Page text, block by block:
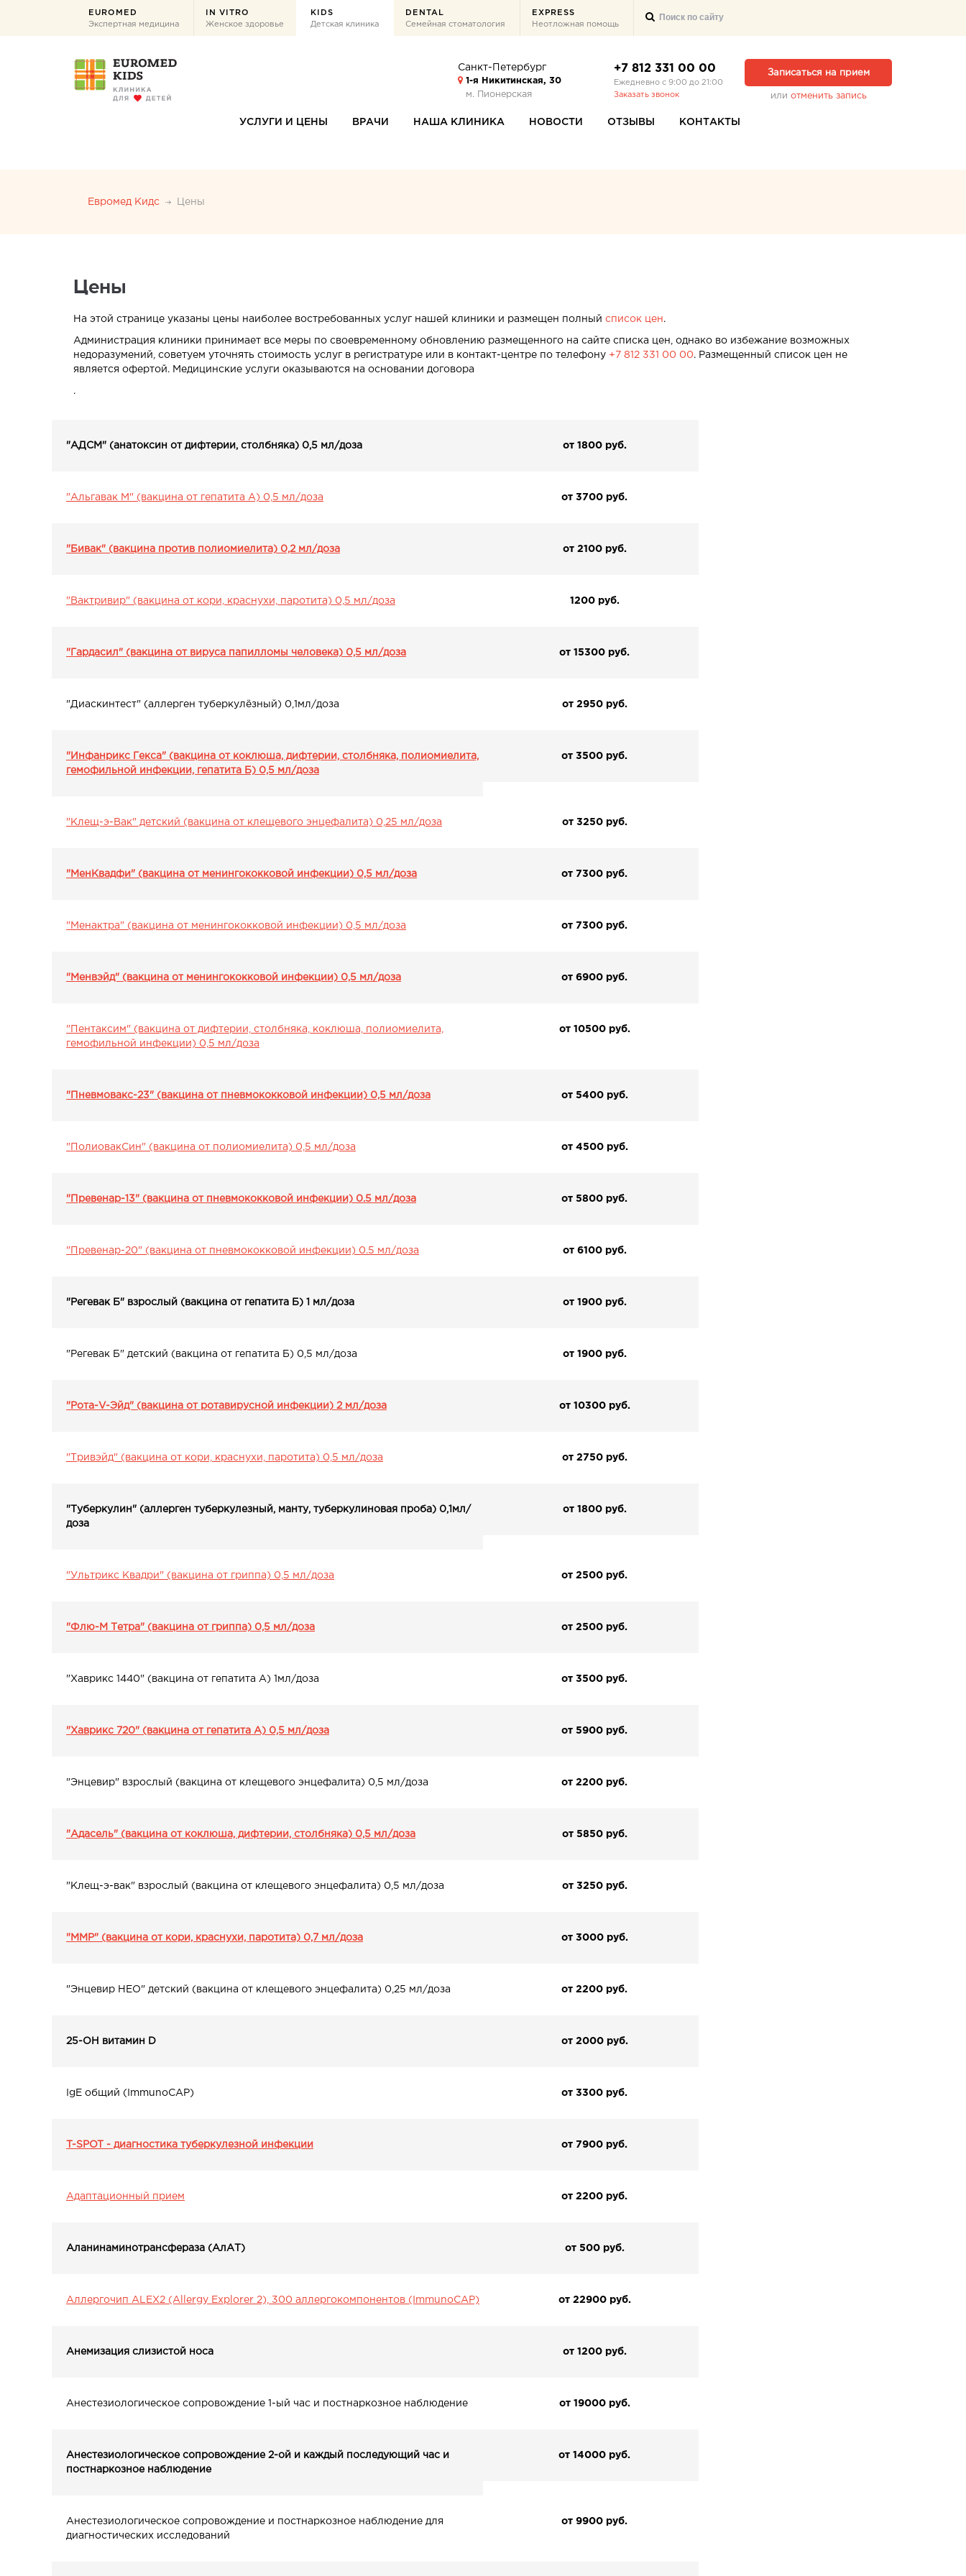
EUROMED
Экспертная медицина
IN VITRO
Женское здоровье
KIDS
Детская клиника
DENTAL
Семейная стоматология
EXPRESS
Неотложная помощь
Санкт-Петербург
1-я Никитинская, 30
м. Пионерская
+7 812 331 00 00
Ежедневно с 9:00 до 21:00
Заказать звонок
Записаться на прием
или отменить запись
УСЛУГИ И ЦЕНЫ ВРАЧИ НАША КЛИНИКА НОВОСТИ ОТЗЫВЫ КОНТАКТЫ
Евромед Кидс Цены
Цены
На этой странице указаны цены наиболее востребованных услуг нашей клиники и размещен полный список цен.
Администрация клиники принимает все меры по своевременному обновлению размещенного на сайте списка цен, однако во избежание возможных
недоразумений, советуем уточнять стоимость услуг в регистратуре или в контакт-центре по телефону +7 812 331 00 00. Размещенный список цен не
является офертой. Медицинские услуги оказываются на основании договора
.
"АДСМ" (анатоксин от дифтерии, столбняка) 0,5 мл/доза от 1800 pуб.
"Альгавак М" (вакцина от гепатита А) 0,5 мл/доза от 3700 pуб.
"Бивак" (вакцина против полиомиелита) 0,2 мл/доза от 2100 pуб.
"Вактривир" (вакцина от кори, краснухи, паротита) 0,5 мл/доза 1200 pуб.
"Гардасил" (вакцина от вируса папилломы человека) 0,5 мл/доза от 15300 pуб.
"Диаскинтест" (аллерген туберкулёзный) 0,1мл/доза от 2950 pуб.
"Инфанрикс Гекса" (вакцина от коклюша, дифтерии, столбняка, полиомиелита,
гемофильной инфекции, гепатита Б) 0,5 мл/доза
от 3500 pуб.
"Клещ-э-Вак" детский (вакцина от клещевого энцефалита) 0,25 мл/доза от 3250 pуб.
"МенКвадфи" (вакцина от менингококковой инфекции) 0,5 мл/доза от 7300 pуб.
"Менактра" (вакцина от менингококковой инфекции) 0,5 мл/доза от 7300 pуб.
"Менвэйд" (вакцина от менингококковой инфекции) 0,5 мл/доза от 6900 pуб.
"Пентаксим" (вакцина от дифтерии, столбняка, коклюша, полиомиелита,
гемофильной инфекции) 0,5 мл/доза
от 10500 pуб.
"Пневмовакс-23" (вакцина от пневмококковой инфекции) 0,5 мл/доза от 5400 pуб.
"ПолиовакСин" (вакцина от полиомиелита) 0,5 мл/доза от 4500 pуб.
"Превенар-13" (вакцина от пневмококковой инфекции) 0.5 мл/доза от 5800 pуб.
"Превенар-20" (вакцина от пневмококковой инфекции) 0.5 мл/доза от 6100 pуб.
"Регевак Б" взрослый (вакцина от гепатита Б) 1 мл/доза от 1900 pуб.
"Регевак Б" детский (вакцина от гепатита Б) 0,5 мл/доза от 1900 pуб.
"Рота-V-Эйд" (вакцина от ротавирусной инфекции) 2 мл/доза от 10300 pуб.
"Тривэйд" (вакцина от кори, краснухи, паротита) 0,5 мл/доза от 2750 pуб.
"Туберкулин" (аллерген туберкулезный, манту, туберкулиновая проба) 0,1мл/
доза
от 1800 pуб.
"Ультрикс Квадри" (вакцина от гриппа) 0,5 мл/доза от 2500 pуб.
"Флю-М Тетра" (вакцина от гриппа) 0,5 мл/доза от 2500 pуб.
"Хаврикс 1440" (вакцина от гепатита А) 1мл/доза от 3500 pуб.
"Хаврикс 720" (вакцина от гепатита А) 0,5 мл/доза от 5900 pуб.
"Энцевир" взрослый (вакцина от клещевого энцефалита) 0,5 мл/доза от 2200 pуб.
"Адасель" (вакцина от коклюша, дифтерии, столбняка) 0,5 мл/доза от 5850 pуб.
"Клещ-э-вак" взрослый (вакцина от клещевого энцефалита) 0,5 мл/доза от 3250 pуб.
"ММР" (вакцина от кори, краснухи, паротита) 0,7 мл/доза от 3000 pуб.
"Энцевир НЕО" детский (вакцина от клещевого энцефалита) 0,25 мл/доза от 2200 pуб.
25-ОН витамин D от 2000 pуб.
IgE общий (ImmunoCAP) от 3300 pуб.
T-SPOT - диагностика туберкулезной инфекции от 7900 pуб.
Адаптационный прием от 2200 pуб.
Аланинаминотрансфераза (АлАТ) от 500 pуб.
Аллергочип ALEX2 (Allergy Explorer 2), 300 аллергокомпонентов (ImmunoCAP) от 22900 pуб.
Анемизация слизистой носа от 1200 pуб.
Анестезиологическое сопровождение 1-ый час и постнаркозное наблюдение от 19000 pуб.
Анестезиологическое сопровождение 2-ой и каждый последующий час и
постнаркозное наблюдение
от 14000 pуб.
Анестезиологическое сопровождение и постнаркозное наблюдение для
диагностических исследований
от 9900 pуб.